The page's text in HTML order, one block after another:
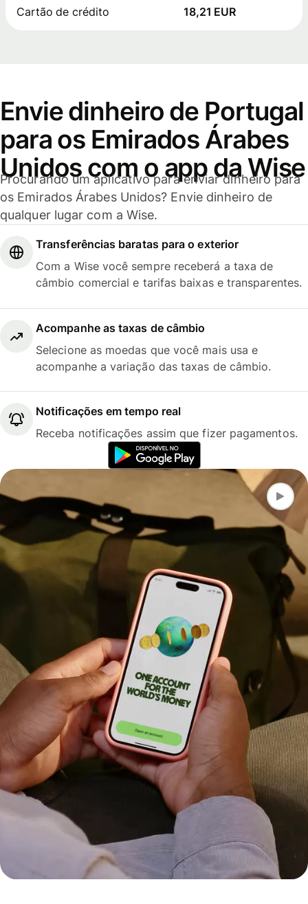
Cartão de crédito 18,21 EUR
Envie dinheiro de Portugal
para os Emirados Árabes
Unidos com o app da Wise
Procurando um aplicativo para enviar dinheiro para
os Emirados Árabes Unidos? Envie dinheiro de
qualquer lugar com a Wise.
Transferências baratas para o exterior
Com a Wise você sempre receberá a taxa de
câmbio comercial e tarifas baixas e transparentes.
Acompanhe as taxas de câmbio
Selecione as moedas que você mais usa e
acompanhe a variação das taxas de câmbio.
Notificações em tempo real
Receba notificações assim que fizer pagamentos.